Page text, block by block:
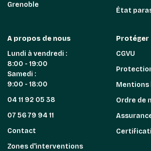
Grenoble
État
A propos de nous
Lundi à vendredi :
8:00 - 19:00
Samedi :
9:00 - 18:00
04 11 92 05 38
07 56 79 94 11
Contact
Zones d'interventions
Protéger
CGVU
Mentions
Ordre de